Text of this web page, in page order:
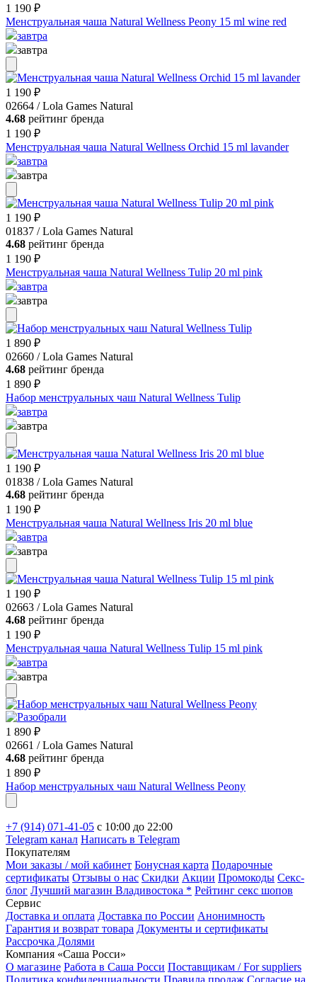
1 190 ₽
Менструальная чаша Natural Wellness Peony 15 ml wine red
завтра
завтра
1 190 ₽
02664 / Lola Games Natural
4.68 рейтинг бренда
1 190 ₽
Менструальная чаша Natural Wellness Orchid 15 ml lavander
завтра
завтра
1 190 ₽
01837 / Lola Games Natural
4.68 рейтинг бренда
1 190 ₽
Менструальная чаша Natural Wellness Tulip 20 ml pink
завтра
завтра
1 890 ₽
02660 / Lola Games Natural
4.68 рейтинг бренда
1 890 ₽
Набор менструальных чаш Natural Wellness Tulip
завтра
завтра
1 190 ₽
01838 / Lola Games Natural
4.68 рейтинг бренда
1 190 ₽
Менструальная чаша Natural Wellness Iris 20 ml blue
завтра
завтра
1 190 ₽
02663 / Lola Games Natural
4.68 рейтинг бренда
1 190 ₽
Менструальная чаша Natural Wellness Tulip 15 ml pink
завтра
завтра
1 890 ₽
02661 / Lola Games Natural
4.68 рейтинг бренда
1 890 ₽
Набор менструальных чаш Natural Wellness Peony
+7 (914) 071-41-05 c 10:00 до 22:00
Telegram канал Написать в Telegram
Покупателям
Мои заказы / мой кабинет Бонусная карта Подарочные
сертификаты Отзывы о нас Скидки Акции Промокоды Секс-
блог Лучший магазин Владивостока * Рейтинг секс шопов
Сервис
Доставка и оплата Доставка по России Анонимность
Гарантия и возврат товара Документы и сертификаты
Рассрочка Долями
Компания «Саша Росси»
О магазине Работа в Саша Росси Поставщикам / For suppliers
Политика конфиденциальности Правила продаж Согласие на